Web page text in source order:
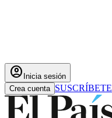
account_circle Inicia sesión
Crea cuenta SUSCRÍBETE